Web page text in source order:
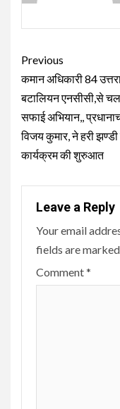
Continue
Reading
Previous
कमान अधिकारी 84
बटालियन एनसीसी,से
सफाई अभियान,,
विजय कुमार, ने हरी
कार्यक्रम की शुरुआत
Leave a Reply
Your email
fields are marked
Comment*